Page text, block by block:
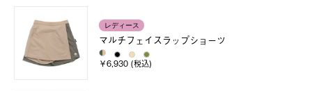
レディース
マルチフェイスラップショーツ
￥6,930 (税込)